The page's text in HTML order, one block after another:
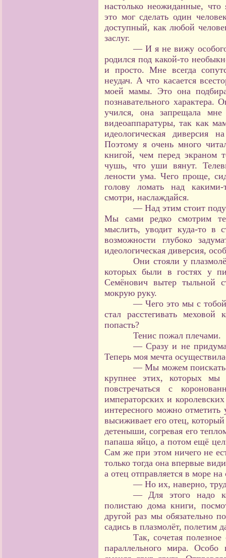
настолько неожиданные,
это мог сделать один
доступный, как любой
заслуг.
— И я не вижу
родился под какой-то
и просто. Мне всегда
неудач. А что касается
моей мамы. Это она
познавательного
учился, она запрещала
видеоаппаратуры, так как
идеологическая диверсия
Поэтому я очень много
книгой, чем перед экраном
чушь, что уши вянут.
лености ума. Чего проще,
голову ломать над
смотри, наслаждайся.
— Над этим стоит
Мы сами редко смотрим
мыслить, уводит куда-то в
возможности глубоко
идеологическая диверсия,
Они стояли у
которых были в гостях у
Семёнович вытер тыльной
мокрую руку.
— Чего это мы с
стал расстегивать
попасть?
Тенис пожал плечами.
— Сразу и не
Теперь моя мечта
— Мы можем поискать
крупнее этих, которых
повстречаться с
императорских и
интересного можно
высиживает его отец,
детеныши, согревая его
папаша яйцо, а потом ещё
Сам же при этом ничего не
только тогда она впервые
а отец отправляется в море на
— Но их, наверно,
— Для этого надо
полистаю дома книги,
другой раз мы обязательно
садись в плазмолёт, полетим
Так, сочетая
параллельного мира. Особо